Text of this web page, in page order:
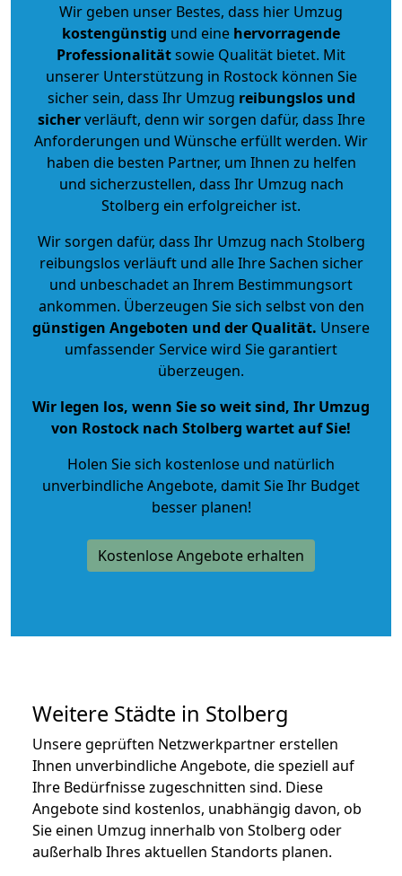
Wir geben unser Bestes, dass hier Umzug
kostengünstig und eine hervorragende
Professionalitätsowie Qualität bietet. Mit
unserer Unterstützung in Rostock können Sie
sicher sein, dass Ihr Umzug reibungslos und
sicherverläuft, denn wir sorgen dafür, dass Ihre
Anforderungen und Wünsche erfüllt werden. Wir
haben die besten Partner, um Ihnen zu helfen
und sicherzustellen, dass Ihr Umzug nach
Stolberg ein erfolgreicher ist.
Wir sorgen dafür, dass Ihr Umzug nach Stolberg
reibungslos verläuft und alle Ihre Sachen sicher
und unbeschadet an Ihrem Bestimmungsort
ankommen. Überzeugen Sie sich selbst von den
günstigen Angeboten und der Qualität. Unsere
umfassender Service wird Sie garantiert
überzeugen.
Wir legen los, wenn Sie so weit sind, Ihr Umzug
von Rostock nach Stolberg wartet auf Sie!
Holen Sie sich kostenlose und natürlich
unverbindliche Angebote, damit Sie Ihr Budget
besser planen!
Kostenlose Angebote erhalten
Weitere Städte in Stolberg
Unsere geprüften Netzwerkpartner erstellen
Ihnen unverbindliche Angebote, die speziell auf
Ihre Bedürfnisse zugeschnitten sind. Diese
Angebote sind kostenlos, unabhängig davon, ob
Sie einen Umzug innerhalb von Stolberg oder
außerhalb Ihres aktuellen Standorts planen.